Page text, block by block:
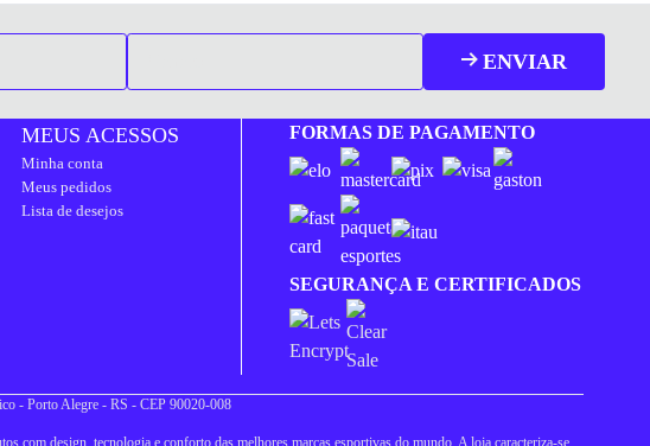
ENVIAR
MEUS ACESSOS
Minha conta
Meus pedidos
Lista de desejos
FORMAS DE PAGAMENTO
SEGURANÇA E CERTIFICADOS
- Porto Alegre - RS - CEP 90020-008
com design, tecnologia e conforto das melhores marcas esportivas do mundo. A loja caracteriza-se